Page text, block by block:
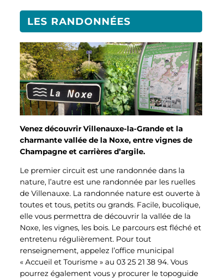
LES RANDONNÉES
Venez découvrir Villenauxe-la-Grande et la
charmante vallée de la Noxe, entre vignes de
Champagne et carrières d’argile.
Le premier circuit est une randonnée dans la
nature, l’autre est une randonnée par les ruelles
de Villenauxe. La randonnée nature est ouverte à
toutes et tous, petits ou grands. Facile, bucolique,
elle vous permettra de découvrir la vallée de la
Noxe, les vignes, les bois. Le parcours est fléché et
entretenu régulièrement. Pour tout
renseignement, appelez l’office municipal
« Accueil et Tourisme » au 03 25 21 38 94. Vous
pourrez également vous y procurer le topoguide